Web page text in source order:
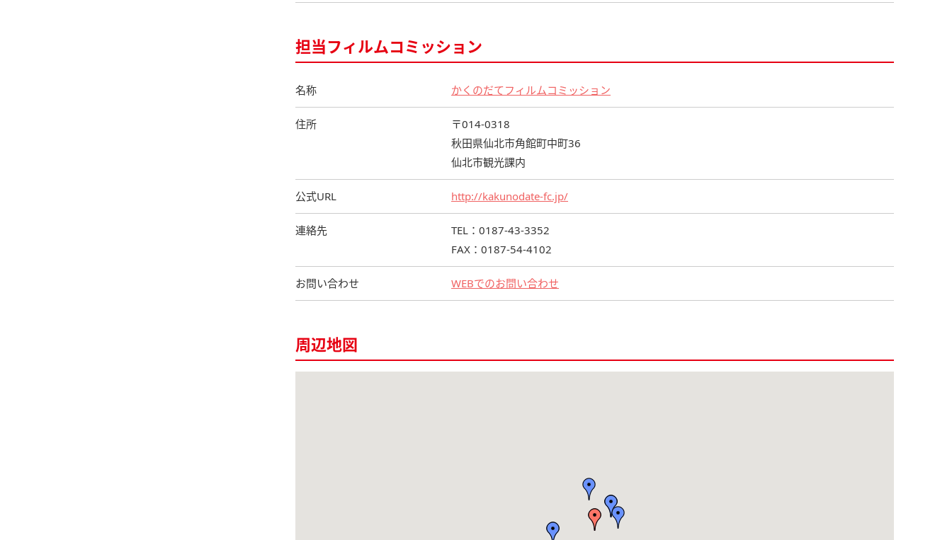
担当フィルムコミッション
名称 かくのだてフィルムコミッション
住所
〒014-0318
秋田県仙北市角館町中町36
仙北市観光課内
公式URL http://kakunodate-fc.jp/
連絡先
TEL：0187-43-3352
FAX：0187-54-4102
お問い合わせ WEBでのお問い合わせ
周辺地図